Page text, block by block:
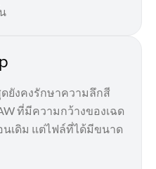
ยังคงรักษาความลึกสี
ที่มีความกว้างของเฉด
เดิม แต่ไฟล์ที่ได้มีขนาด